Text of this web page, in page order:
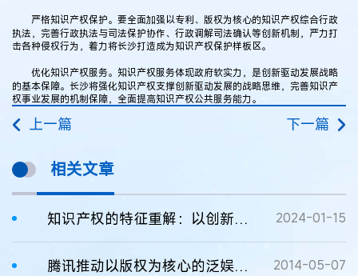
严格知识产权保护。要全面加强以专利、版权为核心的知识产权综合行政
执法，完善行政执法与司法保护协作、行政调解司法确认等创新机制，严力打
击各种侵权行为，着力将长沙打造成为知识产权保护样板区。
优化知识产权服务。知识产权服务体现政府软实力，是创新驱动发展战略
的基本保障。长沙将强化知识产权支撑创新驱动发展的战略思维，完善知识产
权事业发展的机制保障，全面提高知识产权公共服务能力。
上一篇 下一篇
相关文章
知识产权的特征重解：以创新性为核心特征 2024-01-15
腾讯推动以版权为核心的泛娱乐战略 2014-05-07